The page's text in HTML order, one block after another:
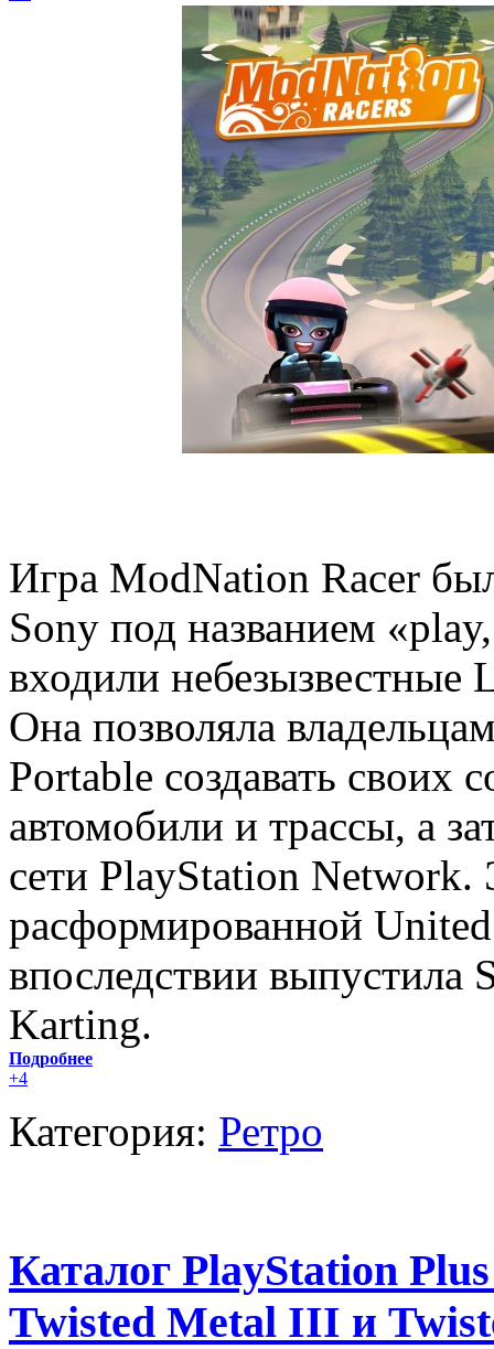
Игра ModNation Racer
Sony под названием
входили
Она позволяла
Portable создавать своих
автомобили и трассы, а
сети PlayStation
расформированной
впоследствии
Karting.
Подробнее
+4
Категория: Ретро
Каталог PlayStation
Twisted Metal III и